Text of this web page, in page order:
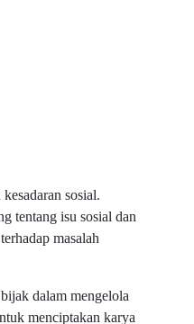
sosial.
tentang isu sosial dan
masalah
dalam mengelola
menciptakan karya